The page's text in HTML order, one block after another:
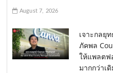
August 7, 2026
เจาะกลยุ
ภัคพล
ให้แพลตฟ
มากกว่าเ